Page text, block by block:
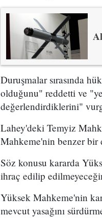
Duruşmalar sırasında
olduğunu" reddetti ve
değerlendirdiklerini"
Lahey'deki Temyiz
Mahkeme'nin benzer bir
Söz konusu kararda
ihraç edilip
Yüksek Mahkeme'nin
mevcut yasağını